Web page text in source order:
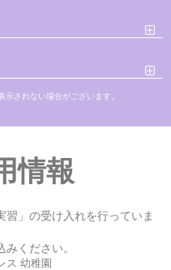
されない場合がございます。
情報
習」の受け入れを行っていま
ください。
ス 幼稚園